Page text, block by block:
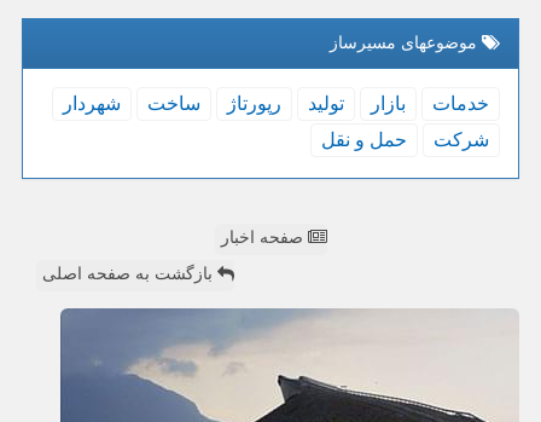
موضوعهای مسیرساز
خدمات بازار تولید رپورتاژ ساخت
شهردار
شركت
حمل و نقل
صفحه اخبار
بازگشت به صفحه اصلی